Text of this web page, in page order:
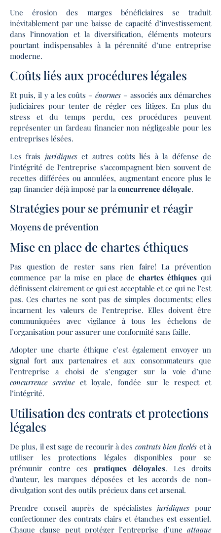
Une érosion des marges bénéficiaires se traduit
inévitablement par une baisse de capacité d’investissement
dans l’innovation et la diversification, éléments moteurs
pourtant indispensables à la pérennité d’une entreprise
moderne.
Coûts liés aux procédures légales
Et puis, il y a les coûts –énormes – associés aux démarches
judiciaires pour tenter de régler ces litiges. En plus du
stress et du temps perdu, ces procédures peuvent
représenter un fardeau financier non négligeable pour les
entreprises lésées.
Les frais juridiqueset autres coûts liés à la défense de
l’intégrité de l’entreprise s’accompagnent bien souvent de
recettes différées ou annulées, augmentant encore plus le
gap financier déjà imposé par laconcurrence déloyale.
Stratégies pour se prémunir et réagir
Moyens de prévention
Mise en place de chartes éthiques
Pas question de rester sans rien faire! La prévention
commence par la mise en place de chartes éthiques qui
définissent clairement ce qui est acceptable et ce qui ne l’est
pas. Ces chartes ne sont pas de simples documents; elles
incarnent les valeurs de l’entreprise. Elles doivent être
communiquées avec vigilance à tous les échelons de
l’organisation pour assurer une conformité sans faille.
Adopter une charte éthique c’est également envoyer un
signal fort aux partenaires et aux consommateurs que
l’entreprise a choisi de s’engager sur la voie d’une
concurrence sereineet loyale, fondée sur le respect et
l’intégrité.
Utilisation des contrats et protections
légales
De plus, il est sage de recourir à des contrats bien ficelés et à
utiliser les protections légales disponibles pour se
prémunir contre ces pratiques déloyales. Les droits
d’auteur, les marques déposées et les accords de non-
divulgation sont des outils précieux dans cet arsenal.
Prendre conseil auprès de spécialistesjuridiquespour
confectionner des contrats clairs et étanches est essentiel.
Chaque clause peut protéger l’entreprise d’une attaque